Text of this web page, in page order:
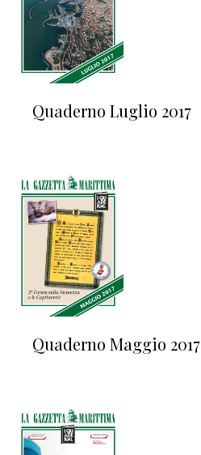
Quaderno Luglio 2017
Quaderno Maggio 2017